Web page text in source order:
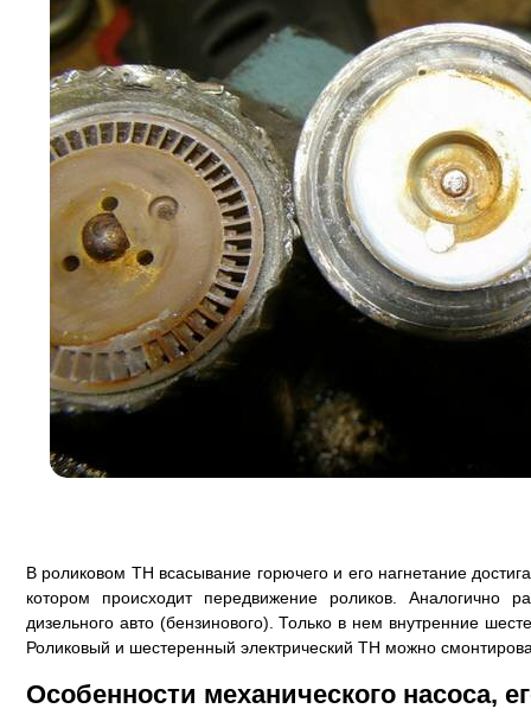
В роликовом ТН всасывание горючего и его нагнетание
котором происходит передвижение роликов. Аналогично
дизельного авто (бензинового). Только в нем внутренние
Роликовый и шестеренный электрический ТН можно
Особенности механического насоса,